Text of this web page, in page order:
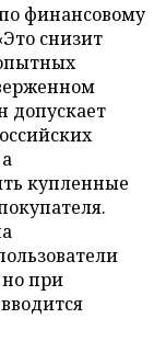
финансовому
снизит
допускает
купленные
при